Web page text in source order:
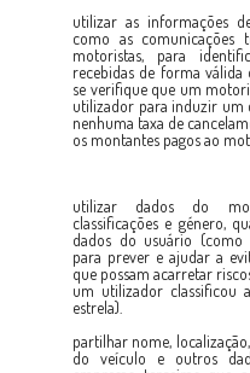
utilizar as informações
como as comunicações
motoristas, para
recebidas de forma
se verifique que um
utilizador para induzir um
nenhuma taxa de
os montantes pagos ao
utilizar dados do
classificações e género,
dados do usuário (como
para prever e ajudar a
que possam acarretar
um utilizador classificou
estrela).
partilhar nome,
do veículo e outros